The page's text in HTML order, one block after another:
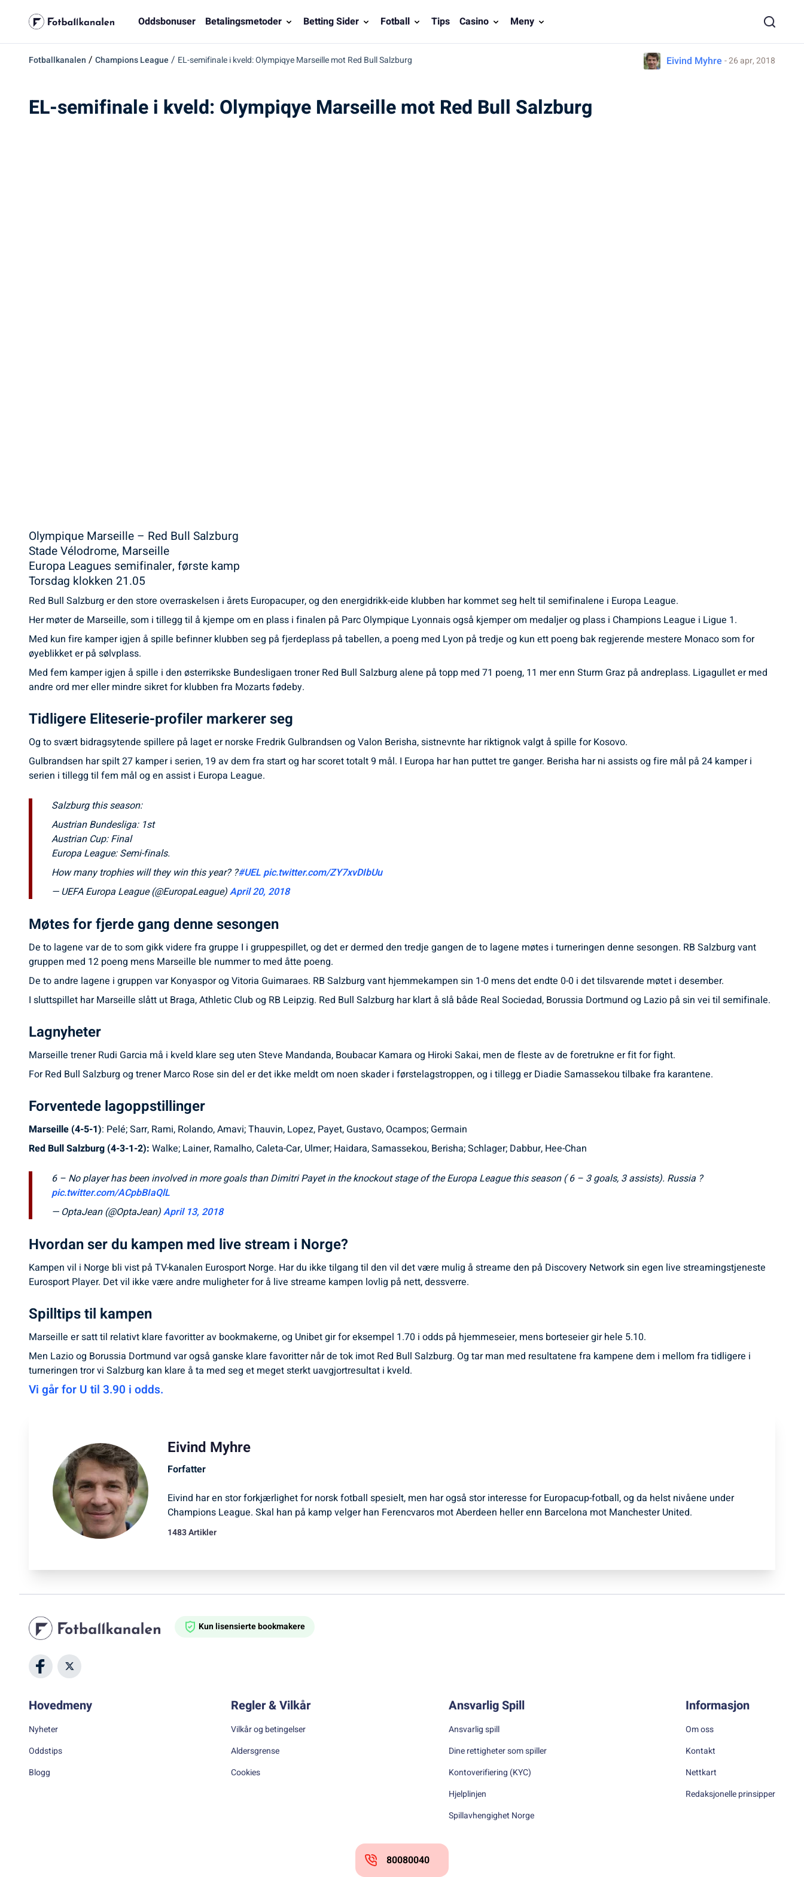
Oddsbonuser Betalingsmetoder Betting Sider Fotball Tips Casino Meny
Fotballkanalen / Champions League / EL-semifinale i kveld: Olympiqye Marseille mot Red Bull Salzburg Eivind Myhre - 26 apr, 2018
EL-semifinale i kveld: Olympiqye Marseille mot Red Bull Salzburg
Olympique Marseille – Red Bull Salzburg
Stade Vélodrome, Marseille
Europa Leagues semifinaler, første kamp
Torsdag klokken 21.05
Red Bull Salzburg er den store overraskelsen i årets Europacuper, og den energidrikk-eide klubben har kommet seg helt til semifinalene i Europa League.
Her møter de Marseille, som i tillegg til å kjempe om en plass i finalen på Parc Olympique Lyonnais også kjemper om medaljer og plass i Champions League i Ligue 1.
Med kun fire kamper igjen å spille befinner klubben seg på fjerdeplass på tabellen, a poeng med Lyon på tredje og kun ett poeng bak regjerende mestere Monaco som for
øyeblikket er på sølvplass.
Med fem kamper igjen å spille i den østerrikske Bundesligaen troner Red Bull Salzburg alene på topp med 71 poeng, 11 mer enn Sturm Graz på andreplass. Ligagullet er med
andre ord mer eller mindre sikret for klubben fra Mozarts fødeby.
Tidligere Eliteserie-profiler markerer seg
Og to svært bidragsytende spillere på laget er norske Fredrik Gulbrandsen og Valon Berisha, sistnevnte har riktignok valgt å spille for Kosovo.
Gulbrandsen har spilt 27 kamper i serien, 19 av dem fra start og har scoret totalt 9 mål. I Europa har han puttet tre ganger. Berisha har ni assists og fire mål på 24 kamper i
serien i tillegg til fem mål og en assist i Europa League.
Salzburg this season:
Austrian Bundesliga: 1st
Austrian Cup: Final
Europa League: Semi-finals.
How many trophies will they win this year? ?#UELpic.twitter.com/ZY7xvDIbUu
— UEFA Europa League (@EuropaLeague)April 20, 2018
Møtes for fjerde gang denne sesongen
De to lagene var de to som gikk videre fra gruppe I i gruppespillet, og det er dermed den tredje gangen de to lagene møtes i turneringen denne sesongen. RB Salzburg vant
gruppen med 12 poeng mens Marseille ble nummer to med åtte poeng.
De to andre lagene i gruppen var Konyaspor og Vitoria Guimaraes. RB Salzburg vant hjemmekampen sin 1-0 mens det endte 0-0 i det tilsvarende møtet i desember.
I sluttspillet har Marseille slått ut Braga, Athletic Club og RB Leipzig. Red Bull Salzburg har klart å slå både Real Sociedad, Borussia Dortmund og Lazio på sin vei til semifinale.
Lagnyheter
Marseille trener Rudi Garcia må i kveld klare seg uten Steve Mandanda, Boubacar Kamara og Hiroki Sakai, men de fleste av de foretrukne er fit for fight.
For Red Bull Salzburg og trener Marco Rose sin del er det ikke meldt om noen skader i førstelagstroppen, og i tillegg er Diadie Samassekou tilbake fra karantene.
Forventede lagoppstillinger
Marseille (4-5-1): Pelé; Sarr, Rami, Rolando, Amavi; Thauvin, Lopez, Payet, Gustavo, Ocampos; Germain
Red Bull Salzburg (4-3-1-2): Walke; Lainer, Ramalho, Caleta-Car, Ulmer; Haidara, Samassekou, Berisha; Schlager; Dabbur, Hee-Chan
6 – No player has been involved in more goals than Dimitri Payet in the knockout stage of the Europa League this season ( 6 – 3 goals, 3 assists). Russia ?
pic.twitter.com/ACpbBIaQlL
— OptaJean (@OptaJean)April 13, 2018
Hvordan ser du kampen med live stream i Norge?
Kampen vil i Norge bli vist på TV-kanalen Eurosport Norge. Har du ikke tilgang til den vil det være mulig å streame den på Discovery Network sin egen live streamingstjeneste
Eurosport Player. Det vil ikke være andre muligheter for å live streame kampen lovlig på nett, dessverre.
Spilltips til kampen
Marseille er satt til relativt klare favoritter av bookmakerne, og Unibet gir for eksempel 1.70 i odds på hjemmeseier, mens borteseier gir hele 5.10.
Men Lazio og Borussia Dortmund var også ganske klare favoritter når de tok imot Red Bull Salzburg. Og tar man med resultatene fra kampene dem i mellom fra tidligere i
turneringen tror vi Salzburg kan klare å ta med seg et meget sterkt uavgjortresultat i kveld.
Vi går for U til 3.90 i odds.
Eivind Myhre
Forfatter
Eivind har en stor forkjærlighet for norsk fotball spesielt, men har også stor interesse for Europacup-fotball, og da helst nivåene under
Champions League. Skal han på kamp velger han Ferencvaros mot Aberdeen heller enn Barcelona mot Manchester United.
1483 Artikler
Kun lisensierte bookmakere
Hovedmeny
Nyheter
Oddstips
Blogg
Regler & Vilkår
Vilkår og betingelser
Aldersgrense
Cookies
Ansvarlig Spill
Ansvarlig spill
Dine rettigheter som spiller
Kontoverifiering (KYC)
Hjelplinjen
Spillavhengighet Norge
Informasjon
Om oss
Kontakt
Nettkart
Redaksjonelle prinsipper
80080040